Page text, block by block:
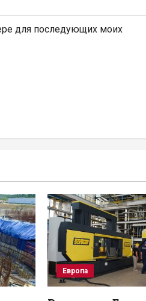
для последующих моих
Европа